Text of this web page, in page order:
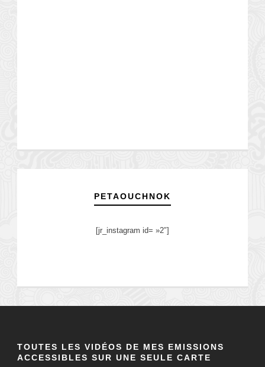
PETAOUCHNOK
[jr_instagram id= »2″]
TOUTES LES VIDÉOS DE MES EMISSIONS
ACCESSIBLES SUR UNE SEULE CARTE